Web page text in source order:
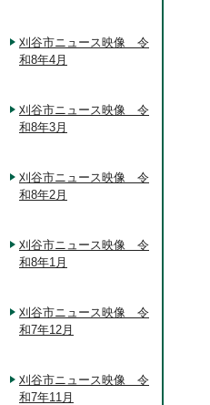
刈谷市ニュース映像 令
和8年4月
刈谷市ニュース映像 令
和8年3月
刈谷市ニュース映像 令
和8年2月
刈谷市ニュース映像 令
和8年1月
刈谷市ニュース映像 令
和7年12月
刈谷市ニュース映像 令
和7年11月